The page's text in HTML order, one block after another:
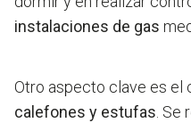
instalaciones de gas
Otro aspecto clave es el
calefones y estufas .